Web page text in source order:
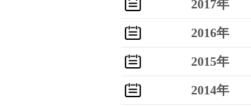
2017年
2016年
2015年
2014年